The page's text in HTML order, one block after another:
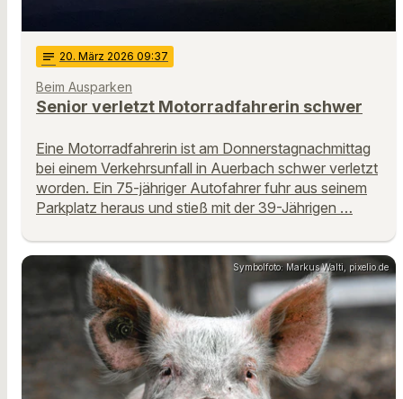
notes 20. März 2026 09:37
Beim Ausparken
Senior verletzt Motorradfahrerin schwer
Eine Motorradfahrerin ist am Donnerstagnachmittag
bei einem Verkehrsunfall in Auerbach schwer verletzt
worden. Ein 75-jähriger Autofahrer fuhr aus seinem
Parkplatz heraus und stieß mit der 39-Jährigen …
Symbolfoto: Markus Walti, pixelio.de